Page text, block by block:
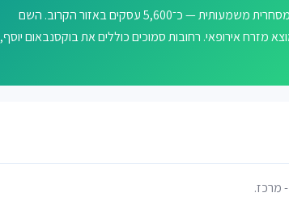
רחוב קרמניצקי בתל אביב-יפו רחוב עירוני עם פעילות מסחרית משמעותית — כ־5,600 עסקים באזור הקרוב. השם
מזרח אירופאי. רחובות סמוכים כוללים את בוקסנבאום יוסף,
מרכז.